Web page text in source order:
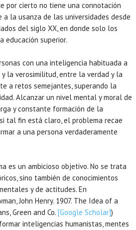
por cierto no tiene una connotación
a la usanza de las universidades desde
del siglo XX, en donde solo los
educación superior.
con una inteligencia habituada a
la verosimilitud, entre la verdad y la
a retos semejantes, superando la
Alcanzar un nivel mental y moral de
y constante formación de la
tal fin está claro, el problema recae
a una persona verdaderamente
es un ambicioso objetivo. No se trata
sino también de conocimientos
y de actitudes. En
John Henry. 1907. The Idea of a
Green and Co. [Google Scholar])
inteligencias humanistas, mentes